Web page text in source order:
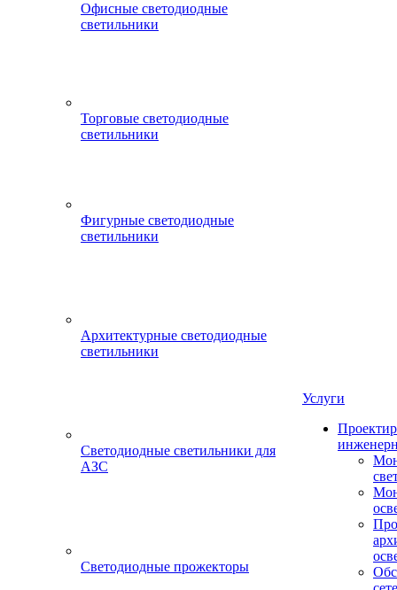
Офисные светодиодные
светильники
Торговые светодиодные
светильники
Фигурные светодиодные
светильники
Архитектурные светодиодные
светильники
Светодиодные светильники для
АЗС
Светодиодные прожекторы
Услуги